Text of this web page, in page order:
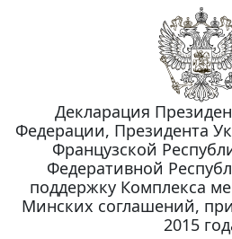
Декларация
Федерации, Президента
Французской
Федеративной
поддержку Комплекса
Минских соглашений,
2015